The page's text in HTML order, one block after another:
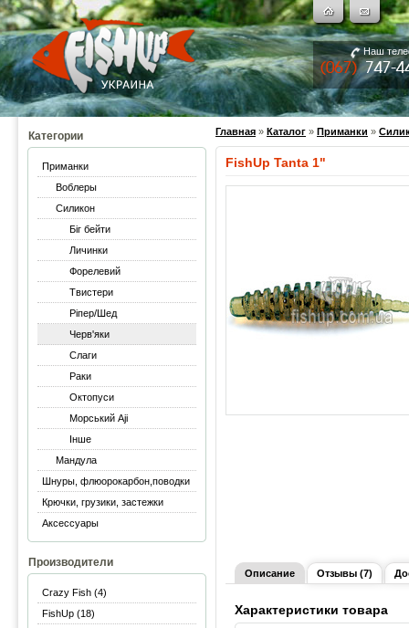
Наш
Категории
Приманки
Воблеры
Силикон
Біг бейти
Личинки
Форелевий
Твистери
Ріпер/Шед
Черв'яки
Слаги
Раки
Октопуси
Морський Aji
Інше
Мандула
Шнуры, флюорокарбон,поводки
Крючки, грузики, застежки
Аксессуары
Производители
Crazy Fish (4)
FishUp (18)
Главная » Каталог » Приманки »
FishUp Tanta 1"
Описание Отзывы (7)
Характеристики товара